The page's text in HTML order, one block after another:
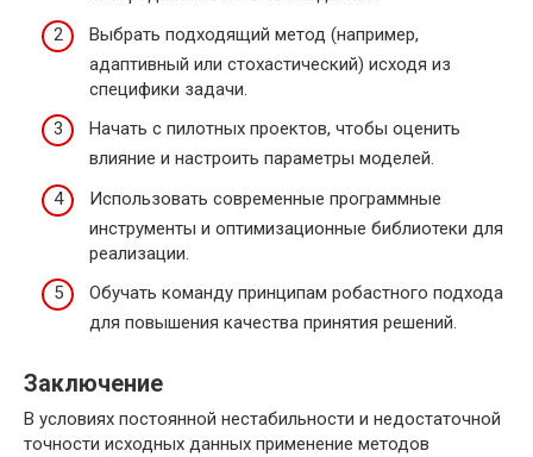
Выбрать подходящий метод (например,
адаптивный или стохастический) исходя из
специфики задачи.
Начать с пилотных проектов, чтобы оценить
влияние и настроить параметры моделей.
Использовать современные программные
инструменты и оптимизационные библиотеки для
реализации.
Обучать команду принципам робастного подхода
для повышения качества принятия решений.
Заключение
В условиях постоянной нестабильности и недостаточной
точности исходных данных применение методов